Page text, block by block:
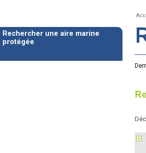
Rechercher une aire marine
protégée